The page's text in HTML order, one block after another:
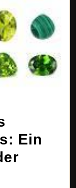
Ein